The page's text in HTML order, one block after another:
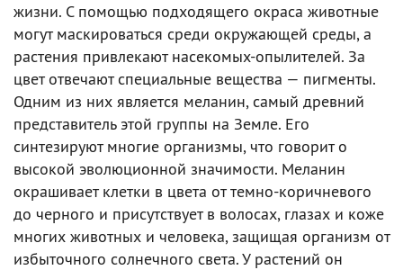
жизни. С помощью подходящего окраса животные
могут маскироваться среди окружающей среды, а
растения привлекают насекомых-опылителей. За
цвет отвечают специальные вещества — пигменты.
Одним из них является меланин, самый древний
представитель этой группы на Земле. Его
синтезируют многие организмы, что говорит о
высокой эволюционной значимости. Меланин
окрашивает клетки в цвета от темно-коричневого
до черного и присутствует в волосах, глазах и коже
многих животных и человека, защищая организм от
избыточного солнечного света. У растений он